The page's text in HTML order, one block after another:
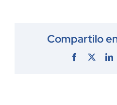
Compartilo
Facebook